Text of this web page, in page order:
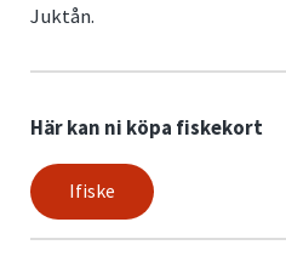
Juktån.
Här kan ni köpa fiskekort
Ifiske